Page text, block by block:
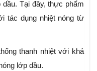
Tại đây, thực phẩm
tác dụng nhiệt nóng từ
thanh nhiệt với khả
lớp dầu.